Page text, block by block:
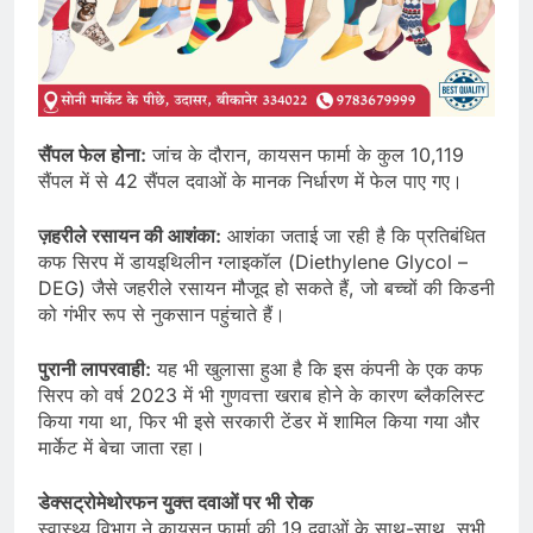
सैंपल फेल होना: जांच के दौरान, कायसन फार्मा के कुल 10,119
सैंपल में से 42 सैंपल दवाओं के मानक निर्धारण में फेल पाए गए।
ज़हरीले रसायन की आशंका: आशंका जताई जा रही है कि प्रतिबंधित
कफ सिरप में डायइथिलीन ग्लाइकॉल (Diethylene Glycol –
DEG) जैसे जहरीले रसायन मौजूद हो सकते हैं, जो बच्चों की किडनी
को गंभीर रूप से नुकसान पहुंचाते हैं।
पुरानी लापरवाही: यह भी खुलासा हुआ है कि इस कंपनी के एक कफ
सिरप को वर्ष 2023 में भी गुणवत्ता खराब होने के कारण ब्लैकलिस्ट
किया गया था, फिर भी इसे सरकारी टेंडर में शामिल किया गया और
मार्केट में बेचा जाता रहा।
डेक्सट्रोमेथोरफन युक्त दवाओं पर भी रोक